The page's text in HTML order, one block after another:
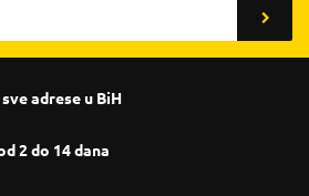
adrese u BiH
2 do 14 dana